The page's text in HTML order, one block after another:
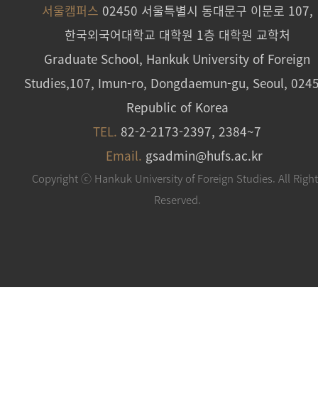
서울캠퍼스 02450 서울특별시 동대문구 이문로 107,
한국외국어대학교 대학원 1층 대학원 교학처
Graduate School, Hankuk University of Foreign
Studies,107, Imun-ro, Dongdaemun-gu, Seoul,
Republic of Korea
TEL. 82-2-2173-2397, 2384~7
Email. gsadmin@hufs.ac.kr
Copyright ⓒ Hankuk University of Foreign Studies. All
Reserved.